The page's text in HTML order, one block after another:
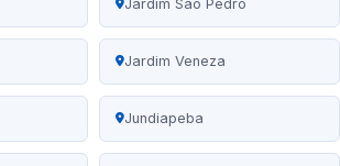
Jardim São Pedro
Jardim Veneza
Jundiapeba